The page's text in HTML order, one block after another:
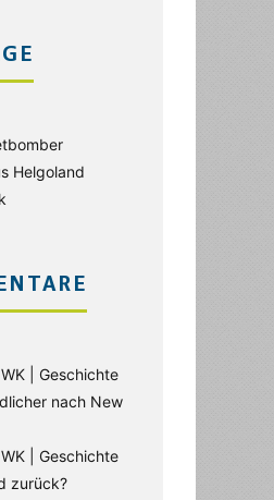
Helgoland
| Geschichte
nach New
| Geschichte
zurück?